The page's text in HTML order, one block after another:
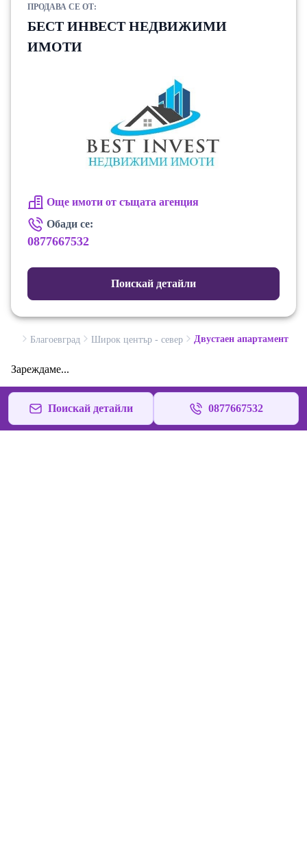
ПРОДАВА СЕ ОТ:
БЕСТ ИНВЕСТ НЕДВИЖИМИ
ИМОТИ
Още имоти от същата агенция
Обади се:
0877667532
Поискай детайли
Благоевград Широк център - север Двустаен апартамент
Зареждаме...
Поискай детайли 0877667532